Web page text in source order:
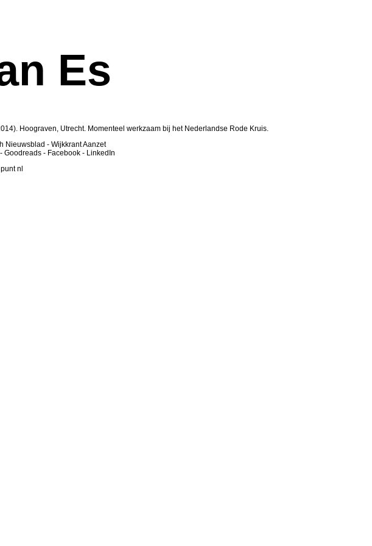
Es
Hoograven, Utrecht. Momenteel werkzaam bij het Nederlandse Rode Kruis.
Nieuwsblad - Wijkkrant Aanzet
- Goodreads - Facebook - LinkedIn
nl